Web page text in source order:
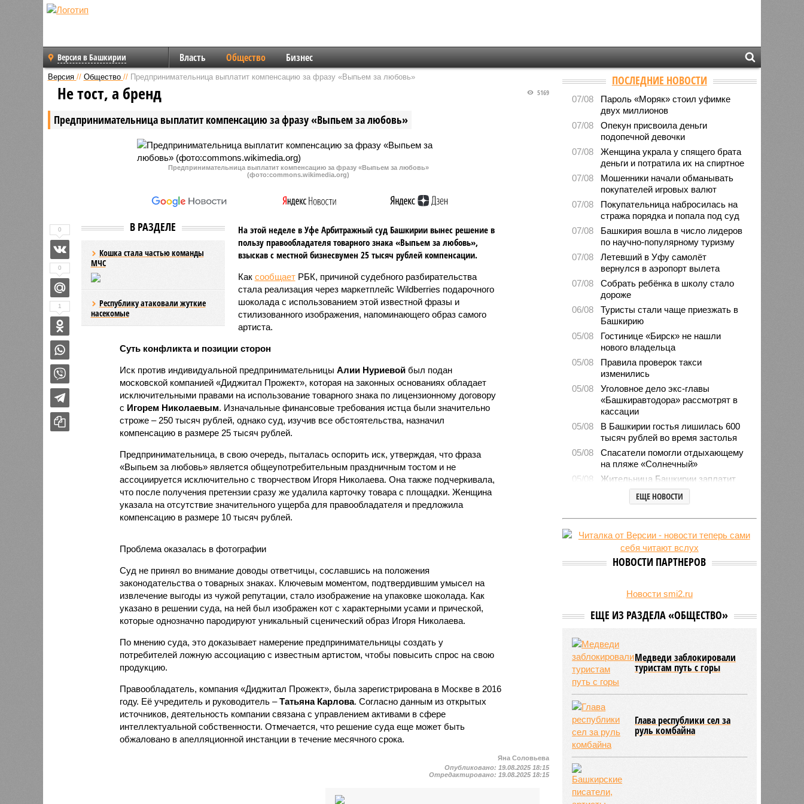
Версия в Башкирии Власть Общество Бизнес
Версия // Общество // Предпринимательница выплатит компенсацию за фразу «Выпьем за любовь»
Предпринимательница выплатит компенсацию за фразу «Выпьем за любовь»
5169
Не тост, а бренд
Предпринимательница выплатит компенсацию за фразу «Выпьем за любовь»
(фото:commons.wikimedia.org)
В РАЗДЕЛЕ
Кошка стала частью команды
МЧС
Республику атаковали жуткие
насекомые
На этой неделе в Уфе Арбитражный суд Башкирии вынес решение в
пользу правообладателя товарного знака «Выпьем за любовь»,
взыскав с местной бизнесвумен 25 тысяч рублей компенсации.
Как сообщаетРБК, причиной судебного разбирательства
стала реализация через маркетплейс Wildberries подарочного
шоколада с использованием этой известной фразы и
стилизованного изображения, напоминающего образ самого
артиста.
Суть конфликта и позиции сторон
Иск против индивидуальной предпринимательницы Алии Нуриевойбыл подан
московской компанией «Диджитал Прожект», которая на законных основаниях обладает
исключительными правами на использование товарного знака по лицензионному договору
с Игорем Николаевым. Изначальные финансовые требования истца были значительно
строже – 250 тысяч рублей, однако суд, изучив все обстоятельства, назначил
компенсацию в размере 25 тысяч рублей.
Предпринимательница, в свою очередь, пыталась оспорить иск, утверждая, что фраза
«Выпьем за любовь» является общеупотребительным праздничным тостом и не
ассоциируется исключительно с творчеством Игоря Николаева. Она также подчеркивала,
что после получения претензии сразу же удалила карточку товара с площадки. Женщина
указала на отсутствие значительного ущерба для правообладателя и предложила
компенсацию в размере 10 тысяч рублей.
Проблема оказалась в фотографии
Суд не принял во внимание доводы ответчицы, сославшись на положения
законодательства о товарных знаках. Ключевым моментом, подтвердившим умысел на
извлечение выгоды из чужой репутации, стало изображение на упаковке шоколада. Как
указано в решении суда, на ней был изображен кот с характерными усами и прической,
которые однозначно пародируют уникальный сценический образ Игоря Николаева.
По мнению суда, это доказывает намерение предпринимательницы создать у
потребителей ложную ассоциацию с известным артистом, чтобы повысить спрос на свою
продукцию.
Правообладатель, компания «Диджитал Прожект», была зарегистрирована в Москве в 2016
году. Её учредитель и руководитель –Татьяна Карлова. Согласно данным из открытых
источников, деятельность компании связана с управлением активами в сфере
интеллектуальной собственности. Отмечается, что решение суда еще может быть
обжаловано в апелляционной инстанции в течение месячного срока.
0
0
1
Яна Соловьева
Опубликовано: 19.08.2025 18:15
Отредактировано: 19.08.2025 18:15
ПОСЛЕДНИЕ НОВОСТИ
07/08
Пароль «Моряк» стоил уфимке
двух миллионов
07/08
Опекун присвоила деньги
подопечной девочки
07/08
Женщина украла у спящего брата
деньги и потратила их на спиртное
07/08
Мошенники начали обманывать
покупателей игровых валют
07/08
Покупательница набросилась на
стража порядка и попала под суд
07/08
Башкирия вошла в число лидеров
по научно-популярному туризму
07/08
Летевший в Уфу самолёт
вернулся в аэропорт вылета
07/08
Собрать ребёнка в школу стало
дороже
06/08
Туристы стали чаще приезжать в
Башкирию
05/08
Гостинице «Бирск» не нашли
нового владельца
05/08
Правила проверок такси
изменились
05/08
Уголовное дело экс-главы
«Башкиравтодора» рассмотрят в
кассации
05/08
В Башкирии гостья лишилась 600
тысяч рублей во время застолья
05/08
Спасатели помогли отдыхающему
на пляже «Солнечный»
05/08
Жительница Башкирии заплатит
штраф за грубое общение в
мессенджереЕЩЕ НОВОСТИ
НОВОСТИ ПАРТНЕРОВ
Новости smi2.ru
ЕЩЕ ИЗ РАЗДЕЛА «ОБЩЕСТВО»
Медведи заблокировали
туристам путь с горы
Глава республики сел за
руль комбайна